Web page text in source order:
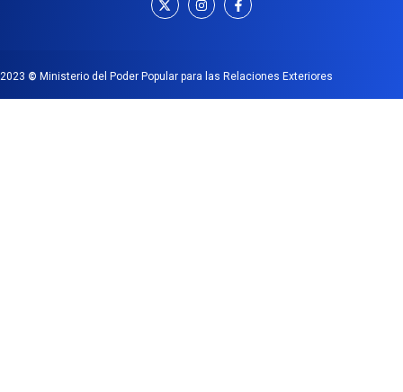
2023 © Ministerio del Poder Popular para las Relaciones Exteriores